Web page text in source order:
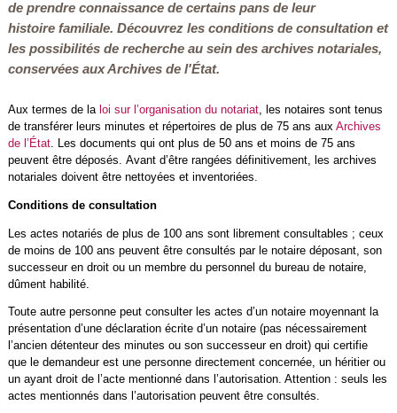
de prendre connaissance de certains pans de leur
histoire familiale. Découvrez les conditions de consultation et
les possibilités de recherche au sein des archives notariales,
conservées aux Archives de l'État.
Aux termes de la loi sur l’organisation du notariat, les notaires sont tenus
de transférer leurs minutes et répertoires de plus de 75 ans aux Archives
de l’État. Les documents qui ont plus de 50 ans et moins de 75 ans
peuvent être déposés. Avant d’être rangées définitivement, les archives
notariales doivent être nettoyées et inventoriées.
Conditions de consultation
Les actes notariés de plus de 100 ans sont librement consultables ; ceux
de moins de 100 ans peuvent être consultés par le notaire déposant, son
successeur en droit ou un membre du personnel du bureau de notaire,
dûment habilité.
Toute autre personne peut consulter les actes d’un notaire moyennant la
présentation d’une déclaration écrite d’un notaire (pas nécessairement
l’ancien détenteur des minutes ou son successeur en droit) qui certifie
que le demandeur est une personne directement concernée, un héritier ou
un ayant droit de l’acte mentionné dans l’autorisation. Attention : seuls les
actes mentionnés dans l’autorisation peuvent être consultés.